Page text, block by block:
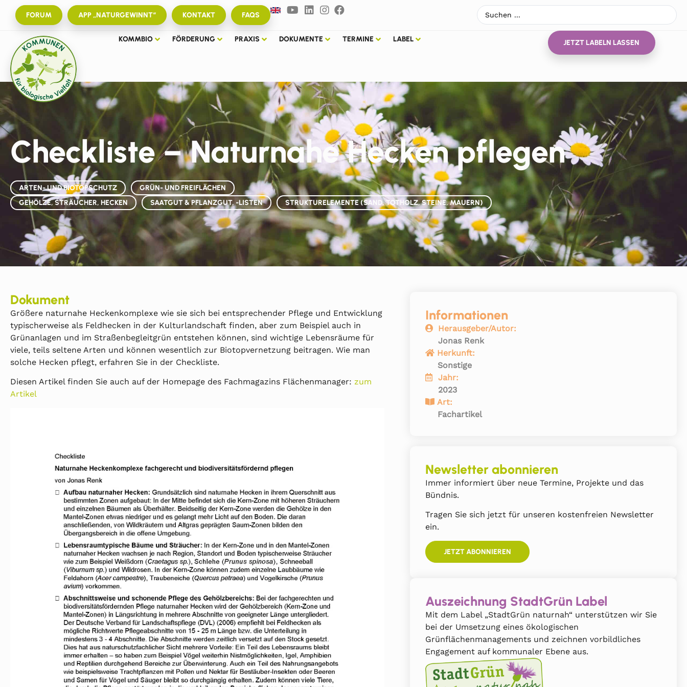
FORUM APP „NATURGEWINNT“ KONTAKT FAQS
KOMMBIO FÖRDERUNG PRAXIS DOKUMENTE TERMINE LABEL JETZT LABELN LASSEN
Checkliste – Naturnahe Hecken pflegen
ARTEN- UND BIOTOPSCHUTZ
GRÜN- UND FREIFLÄCHEN
GEHÖLZE, STRÄUCHER, HECKEN
SAATGUT & PFLANZGUT, -LISTEN STRUKTURELEMENTE (SAND, TOTHOLZ, STEINE, MAUERN)
Dokument
Größere naturnahe Heckenkomplexe wie sie sich bei entsprechender Pflege und Entwicklung
typischerweise als Feldhecken in der Kulturlandschaft finden, aber zum Beispiel auch in
Grünanlagen und im Straßenbegleitgrün entstehen können, sind wichtige Lebensräume für
viele, teils seltene Arten und können wesentlich zur Biotopvernetzung beitragen. Wie man
solche Hecken pflegt, erfahren Sie in der Checkliste.
Diesen Artikel finden Sie auch auf der Homepage des Fachmagazins Flächenmanager: zum
Artikel
Informationen
Herausgeber/Autor:
Jonas Renk
Herkunft:
Sonstige
Jahr:
2023
Art:
Fachartikel
Newsletter abonnieren
Immer informiert über neue Termine, Projekte und das
Bündnis.
Tragen Sie sich jetzt für unseren kostenfreien Newsletter
ein.
JETZT ABONNIEREN
Auszeichnung StadtGrün Label
Mit dem Label „StadtGrün naturnah“ unterstützen wir Sie
bei der Umsetzung eines ökologischen
Grünflächenmanagements und zeichnen vorbildliches
Engagement auf kommunaler Ebene aus.